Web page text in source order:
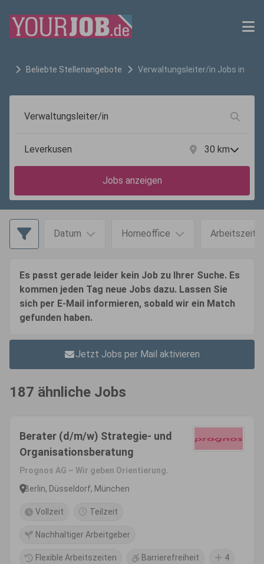
Beliebte Stellenangebote Verwaltungsleiter/in Jobs in
30 km
Jobs anzeigen
Datum Homeoffice Arbeitszeit
Es passt gerade leider kein Job zu Ihrer Suche. Es
kommen jeden Tag neue Jobs dazu. Lassen Sie
sich per E-Mail informieren, sobald wir ein Match
gefunden haben.
Jetzt Jobs per Mail aktivieren
187 ähnliche Jobs
Berater (d/m/w) Strategie- und
Organisationsberatung
Prognos AG – Wir geben Orientierung.
Berlin, Düsseldorf, München
Vollzeit Teilzeit
Nachhaltiger Arbeitgeber
Flexible Arbeitszeiten Barrierefreiheit 4